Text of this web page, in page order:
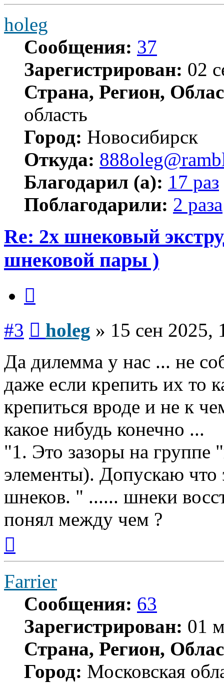
holeg
Сообщения: 37
Зарегистрирован: 02
Страна, Регион,
область
Город: Новосибирск
Откуда:
Благодарил (а): 17 раз
Поблагодарили: 2 раза
Re: 2х шнековый
шнековой пары )
#3 holeg » 15 сен 2025,
Да дилемма у нас ... не
даже если крепить их то
крепиться вроде и не к
какое нибудь конечно ...
"1. Это зазоры на группе
элементы). Допускаю что
шнеков. " ...... шнеки
понял между чем ?
началу
Farrier
Сообщения: 63
Зарегистрирован: 01
Страна, Регион,
Город: Московская